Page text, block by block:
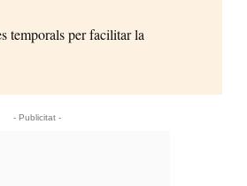
temporals per facilitar la
- Publicitat -